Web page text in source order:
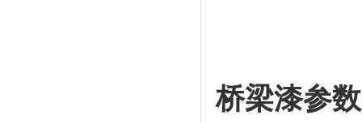
桥梁漆参数